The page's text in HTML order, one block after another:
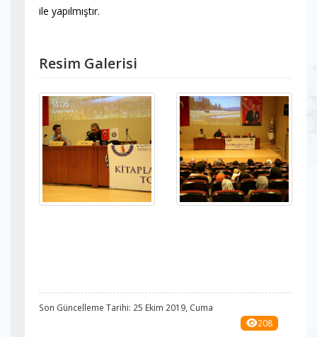
ile yapılmıştır.
Resim Galerisi
Son Güncelleme Tarihi: 25 Ekim 2019, Cuma
208